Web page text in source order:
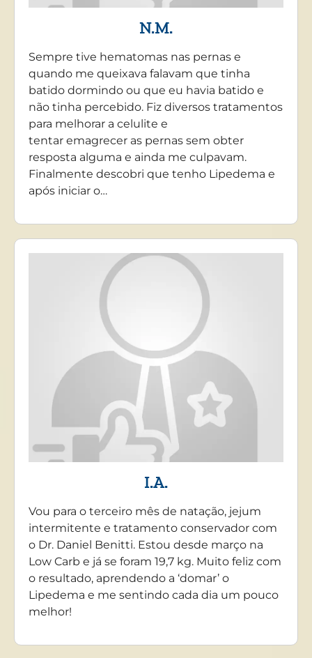
N.M.
Sempre tive hematomas nas pernas e
quando me queixava falavam que tinha
batido dormindo ou que eu havia batido e
não tinha percebido. Fiz diversos tratamentos
para melhorar a celulite e
tentar emagrecer as pernas sem obter
resposta alguma e ainda me culpavam.
Finalmente descobri que tenho Lipedema e
após iniciar o…
I.A.
Vou para o terceiro mês de natação, jejum
intermitente e tratamento conservador com
o Dr. Daniel Benitti. Estou desde março na
Low Carb e já se foram 19,7 kg. Muito feliz com
o resultado, aprendendo a ‘domar’ o
Lipedema e me sentindo cada dia um pouco
melhor!